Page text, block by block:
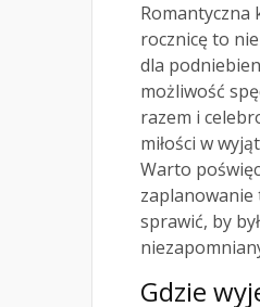
Romantyczna
rocznicę to
dla
możliwość
razem i
miłości w
Warto
zaplanowanie
sprawić, by był
Gdzie